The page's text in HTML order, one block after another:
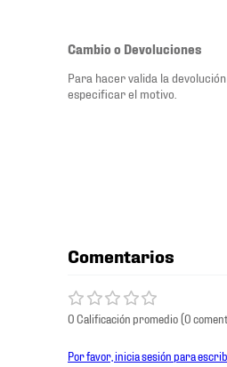
Cambio o Devoluciones
Para hacer valida la
especificar el motivo.
Comentarios
0 Calificación promedio(0
Por favor, inicia sesión para